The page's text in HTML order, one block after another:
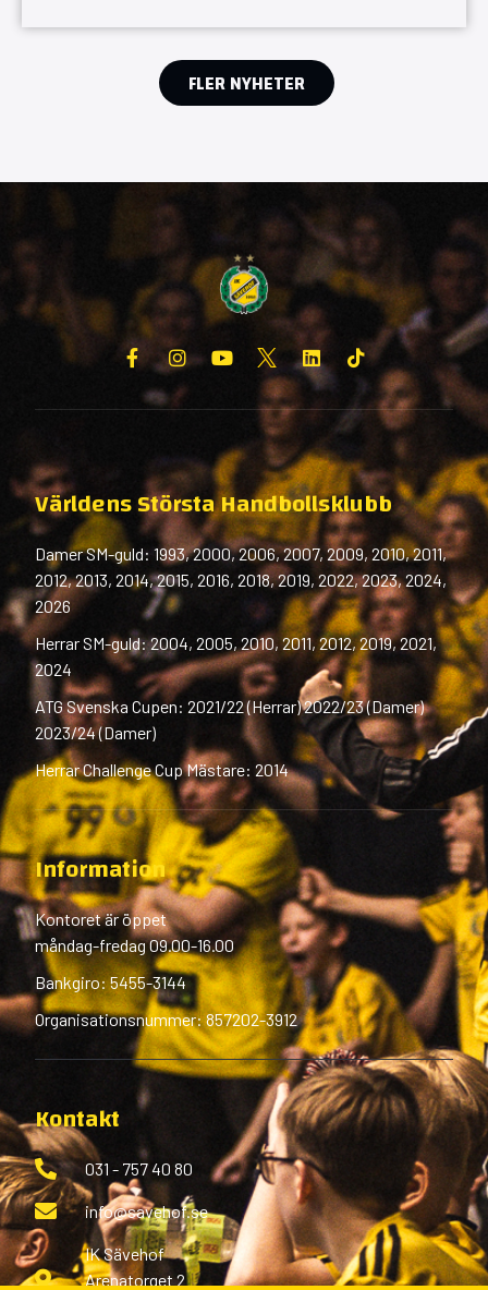
FLER NYHETER
Världens Största Handbollsklubb
Damer SM-guld: 1993, 2000, 2006, 2007, 2009, 2010, 2011,
2012, 2013, 2014, 2015, 2016, 2018, 2019, 2022, 2023, 2024,
2026
Herrar SM-guld: 2004, 2005, 2010, 2011, 2012, 2019, 2021,
2024
ATG Svenska Cupen: 2021/22 (Herrar) 2022/23 (Damer)
2023/24 (Damer)
Herrar Challenge Cup Mästare: 2014
Information
Kontoret är öppet
måndag-fredag 09.00-16.00
Bankgiro: 5455-3144
Organisationsnummer: 857202-3912
Kontakt
031 - 757 40 80
info@savehof.se
IK Sävehof
Arenatorget 2